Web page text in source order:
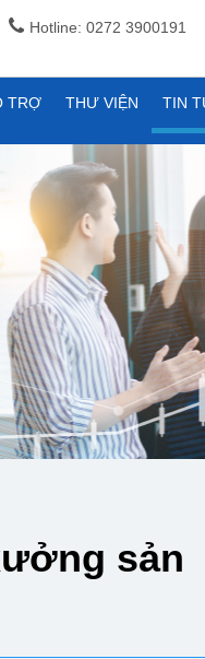
Hotline: 0272 3900191
TRỢ THƯ VIỆN TIN
sản